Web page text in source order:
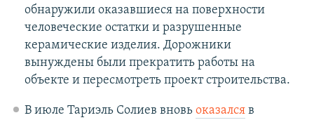
обнаружили оказавшиеся на поверхности
человеческие остатки и разрушенные
керамические изделия. Дорожники
вынуждены были прекратить работы на
объекте и пересмотреть проект строительства.
В июле Тариэль Солиев вновь оказалсяв